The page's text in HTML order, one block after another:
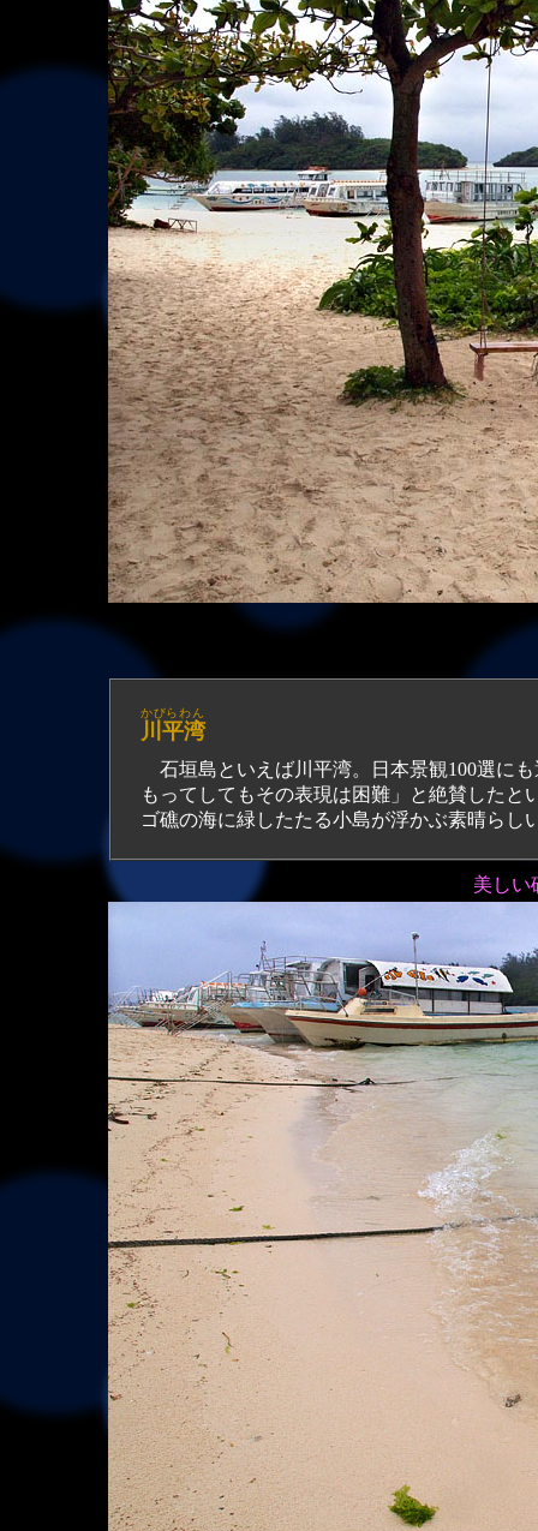
川平湾
かびらわん
石垣島といえば川平湾。日本景観100選に
もってしてもその表現は困難」と絶賛したと
ゴ礁の海に緑したたる小島が浮かぶ素晴らし
美しい